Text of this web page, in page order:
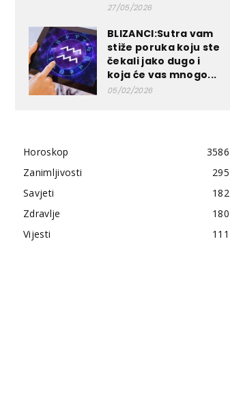
27/05/2026
BLIZANCI:Sutra vam
stiže poruka koju ste
čekali jako dugo i
koja će vas mnogo...
05/02/2026
Horoskop
3586
Zanimljivosti
295
Savjeti
182
Zdravlje
180
Vijesti
111